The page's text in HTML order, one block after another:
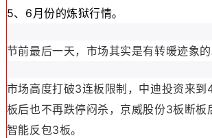
5、6月份的炼狱行情。
节前最后一天，市场其实是有转暖迹象的
市场高度打破3连板限制，中迪投资来到
板后也不再跌停闷杀，京威股份3板断板
智能反包3板。